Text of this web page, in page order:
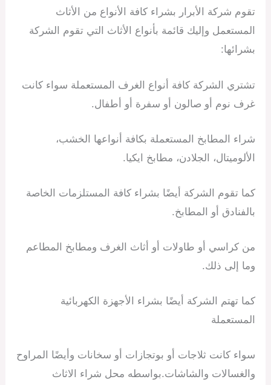
تقوم شركة الأبرار بشراء كافة الأنواع من الأثاث
المستعمل وإليك قائمة بأنواع الأثاث التي تقوم الشركة
بشرائها:
تشتري الشركة كافة أنواع الغرف المستعملة سواء كانت
غرف نوم أو صالون أو سفرة أو أطفال.
شراء المطابخ المستعملة بكافة أنواعها الخشب،
الألوميتال، الجلادن، مطابخ ايكيا.
كما تقوم الشركة أيضًا بشراء كافة المستلزمات الخاصة
بالفنادق أو المطابخ.
من كراسي أو طاولات أو أثاث الغرف ومطابخ المطاعم
وما إلى ذلك.
كما تهتم الشركة أيضًا بشراء الأجهزة الكهربائية
المستعملة
سواء كانت ثلاجات أو بوتجازات أو سخانات وأيضًا المراوح
والغسالات والشاشات.بواسطه محل شراء الاثاث